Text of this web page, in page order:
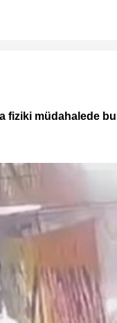
müdahalede